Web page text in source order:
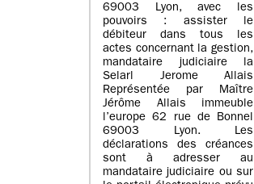
69003 Lyon, avec les
pouvoirs : assister le
débiteur dans tous les
actes concernant la gestion,
mandataire judiciaire la
Selarl Jerome Allais
Représentée par Maître
Jérôme Allais immeuble
l’europe 62 rue de Bonnel
69003 Lyon. Les
déclarations des créances
sont à adresser au
mandataire judiciaire ou sur